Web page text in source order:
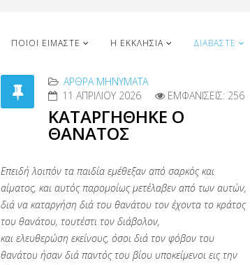
ΠΟΙΟΙ ΕΊΜΑΣΤΕ Η ΕΚΚΛΗΣΊΑ ΔΙΑΒΆΣΤΕ
ΑΡΘΡΑ MΗΝΎΜΑΤΑ
11 ΑΠΡΙΛΊΟΥ 2026
ΕΜΦΑΝΊΣΕΙΣ: 256
ΚΑΤΑΡΓΗΘΗΚΕ Ο
ΘΑΝΑΤΟΣ
Επειδή λοιπόν τα παιδία εμέθεξαν από σαρκός και
αίματος, και αυτός παρομοίως μετέλαβεν από των αυτών,
διά να καταργήση διά του θανάτου τον έχοντα το κράτος
του θανάτου, τουτέστι τον διάβολον,
και ελευθερώση εκείνους, όσοι διά τον φόβον του
θανάτου ήσαν διά παντός του βίου υποκείμενοι εις την